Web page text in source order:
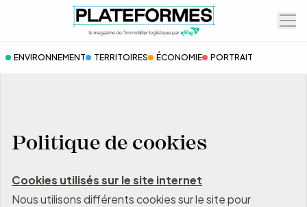
ENVIRONNEMENT TERRITOIRES ÉCONOMIE PORTRAIT
Politique de cookies
Cookies utilisés sur le site internet
Nous utilisons différents cookies sur le site pour